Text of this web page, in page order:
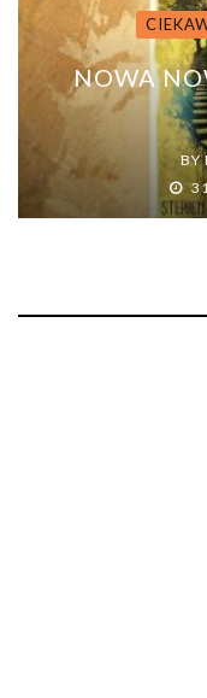
NOWA
BY